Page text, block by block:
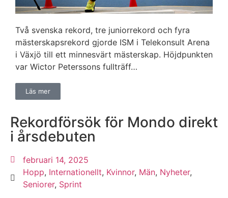
Två svenska rekord, tre juniorrekord och fyra
mästerskapsrekord gjorde ISM i Telekonsult Arena
i Växjö till ett minnesvärt mästerskap. Höjdpunkten
var Wictor Peterssons fullträff…
Läs mer
Rekordförsök för Mondo direkt
i årsdebuten
februari 14, 2025
Hopp, Internationellt, Kvinnor, Män, Nyheter,
Seniorer, Sprint